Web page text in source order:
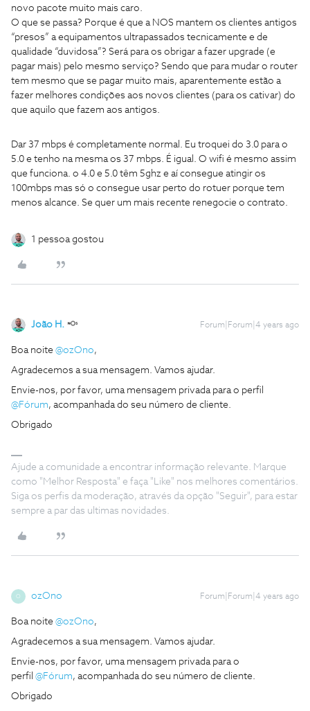
novo pacote muito mais caro.
O que se passa? Porque é que a NOS mantem os clientes antigos
“presos” a equipamentos ultrapassados tecnicamente e de
qualidade “duvidosa”? Será para os obrigar a fazer upgrade (e
pagar mais) pelo mesmo serviço? Sendo que para mudar o router
tem mesmo que se pagar muito mais, aparentemente estão a
fazer melhores condições aos novos clientes (para os cativar) do
que aquilo que fazem aos antigos.
Dar 37 mbps é completamente normal. Eu troquei do 3.0 para o
5.0 e tenho na mesma os 37 mbps. É igual. O wifi é mesmo assim
que funciona. o 4.0 e 5.0 têm 5ghz e aí consegue atingir os
100mbps mas só o consegue usar perto do rotuer porque tem
menos alcance. Se quer um mais recente renegocie o contrato.
1 pessoa gostou
João H. Forum|Forum|4 years ago
Boa noite @ozOno,
Agradecemos a sua mensagem. Vamos ajudar.
Envie-nos, por favor, uma mensagem privada para o perfil
@Fórum, acompanhada do seu número de cliente.
Obrigado
Ajude a comunidade a encontrar informação relevante. Marque
como "Melhor Resposta" e faça "Like" nos melhores comentários.
Siga os perfis da moderação, através da opção "Seguir", para estar
sempre a par das ultimas novidades.
O ozOno Forum|Forum|4 years ago
Boa noite @ozOno,
Agradecemos a sua mensagem. Vamos ajudar.
Envie-nos, por favor, uma mensagem privada para o
perfil @Fórum, acompanhada do seu número de cliente.
Obrigado